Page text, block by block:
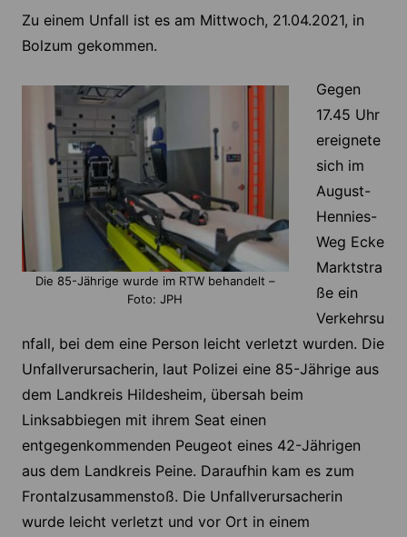
Zu einem Unfall ist es am Mittwoch, 21.04.2021, in
Bolzum gekommen.
Die 85-Jährige wurde im RTW behandelt –
Foto: JPH
Gegen
17.45 Uhr
ereignete
sich im
August-
Hennies-
Weg Ecke
Marktstra
ße ein
Verkehrsu
nfall, bei dem eine Person leicht verletzt wurden. Die
Unfallverursacherin, laut Polizei eine 85-Jährige aus
dem Landkreis Hildesheim, übersah beim
Linksabbiegen mit ihrem Seat einen
entgegenkommenden Peugeot eines 42-Jährigen
aus dem Landkreis Peine. Daraufhin kam es zum
Frontalzusammenstoß. Die Unfallverursacherin
wurde leicht verletzt und vor Ort in einem